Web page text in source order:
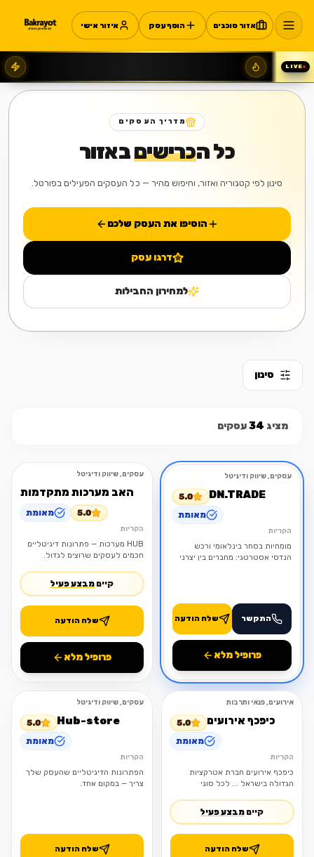
אזור סוכנים הוסף עסק איזור אישי
LIVE
מדריך העסקים
כל הכרישיםבאזור
סינון לפי קטגוריה ואזור, וחיפוש מהיר — כל העסקים הפעילים בפורטל.
הוסיפו את העסק שלכם
דרגו עסק
למחירון החבילות
סינון
מציג 34עסקים
עסקים, שיווק ודיגיטל
DN.TRADE
5.0
מאומת
הקריות
מומחיות בסחר בינלאומי ורכש
הנדסי אסטרטגי: מחברים בין יצרני
התקשר שלח הודעה
פרופיל מלא
עסקים, שיווק ודיגיטל
האב מערכות מתקדמות
5.0 מאומת
הקריות
HUB מערכות — פתרונות דיגיטליים
חכמים לעסקים שרוצים לגדול.
קיים מבצע פעיל
שלח הודעה
פרופיל מלא
אירועים, פנאי ותרבות
כיפכף אירועים
5.0
מאומת
הקריות
כיפכף אירועים חברת אטרקציות
הגדולה בישראל ... לכל סוגי
אטרקציות דוכני מזון ועוד ספק מורשה
משרד הביטחון שב"ס וצה"ל 26 שנות
קיים מבצע פעיל
שלח הודעה
עסקים, שיווק ודיגיטל
Hub-store
5.0
מאומת
הקריות
הפתרונות הדיגיטליים שהעסק שלך
צריך — במקום אחד.
שלח הודעה